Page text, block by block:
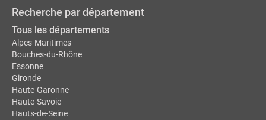
Recherche par département
Tous les départements
Alpes-Maritimes
Bouches-du-Rhône
Essonne
Gironde
Haute-Garonne
Haute-Savoie
Hauts-de-Seine